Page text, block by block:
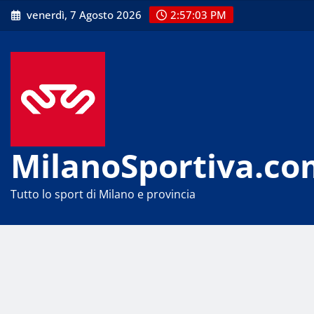
Skip
to
venerdì, 7 Agosto 2026 2:57:03 PM
Tutto lo sport di Milano e provincia